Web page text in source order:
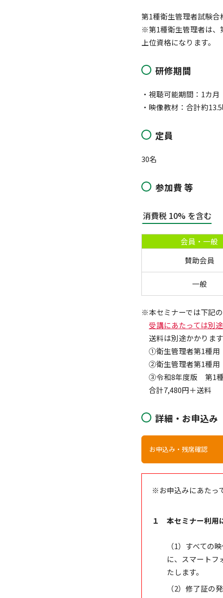
第1種衛生管理者試験合
※第1種衛生管理者は、
上位資格になります。
研修期間
・視聴可能期間：1カ月
・映像教材：合計約
定員
30名
参加費 等
消費税 10% を含む
会員・一般
賛助会員
一般
※本セミナーでは下記
受講にあたっては別
送料は別途かかりま
①衛生管理者第1種用
②衛生管理者第1種用
③令和8年度版 第1
合計7,480円＋送料
詳細・お申込み
お申込み・残席確認
※お申込みにあたっ
１ 本セミナー利用
（1）すべての
に、スマートフ
たします。
（2）修了証の